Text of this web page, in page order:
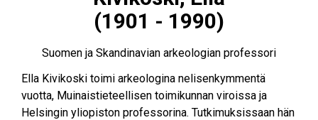
(1901 - 1990)
Suomen ja Skandinavian arkeologian professori
Ella Kivikoski toimi arkeologina nelisenkymmentä
vuotta, Muinaistieteellisen toimikunnan viroissa ja
Helsingin yliopiston professorina. Tutkimuksissaan hän